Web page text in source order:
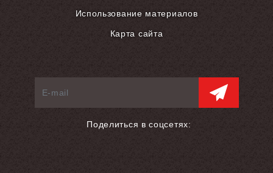
Использование материалов
Карта сайта
Поделиться в соцсетях: